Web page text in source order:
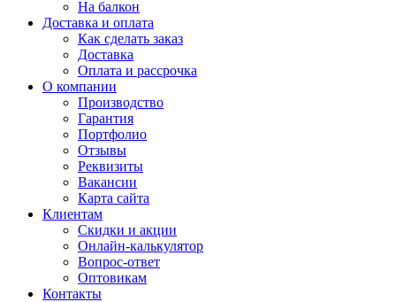
На балкон
Доставка и оплата
Как сделать заказ
Доставка
Оплата и рассрочка
О компании
Производство
Гарантия
Портфолио
Отзывы
Реквизиты
Вакансии
Карта сайта
Клиентам
Скидки и акции
Онлайн-калькулятор
Вопрос-ответ
Оптовикам
Контакты